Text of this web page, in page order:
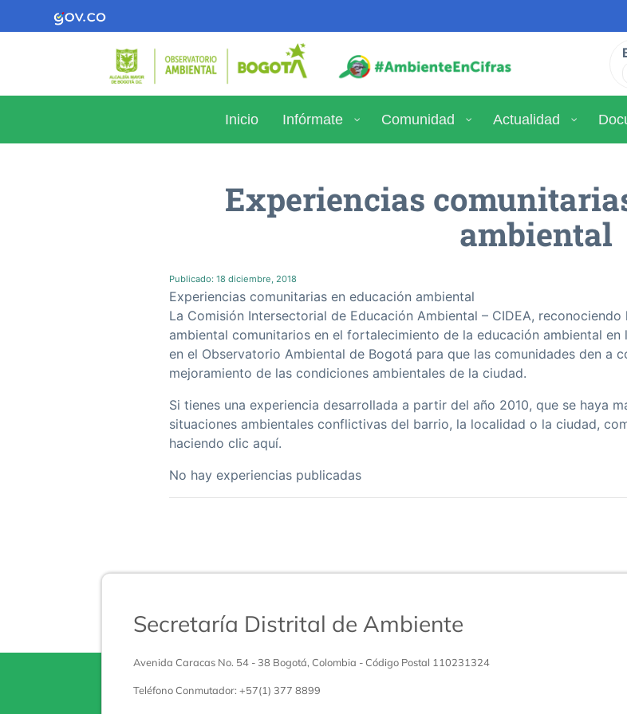
Inicio Infórmate Comunidad Actualidad
Experiencias
ambiental
Publicado: 18 diciembre, 2018
Experiencias comunitarias en educación ambiental
La Comisión Intersectorial de Educación Ambiental – CIDEA,
ambiental comunitarios en el fortalecimiento de la educación ambiental
en el Observatorio Ambiental de Bogotá para que las comunidades den a
mejoramiento de las condiciones ambientales de la ciudad.
Si tienes una experiencia desarrollada a partir del año 2010, que se haya
situaciones ambientales conflictivas del barrio, la localidad o la ciudad,
haciendo clic aquí.
No hay experiencias publicadas
Secretaría Distrital de Ambiente
Avenida Caracas No. 54 - 38 Bogotá, Colombia - Código Postal 110231324
Teléfono Conmutador: +57(1) 377 8899